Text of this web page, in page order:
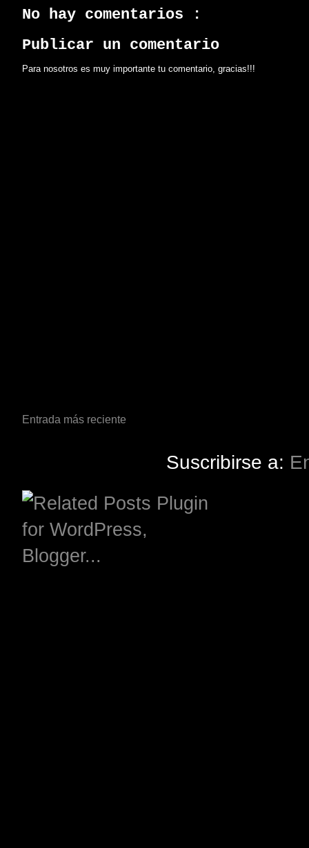
No hay comentarios :
Publicar un comentario
Para nosotros es muy importante tu comentario, gracias!!!
Entrada más reciente
Suscribirse a: